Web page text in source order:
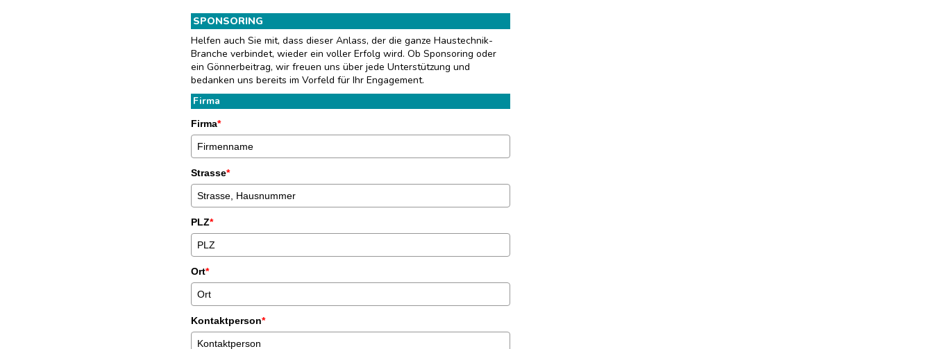
SPONSORING
Helfen auch Sie mit, dass dieser Anlass, der die ganze Haustechnik-
Branche verbindet, wieder ein voller Erfolg wird. Ob Sponsoring oder
ein Gönnerbeitrag, wir freuen uns über jede Unterstützung und
bedanken uns bereits im Vorfeld für Ihr Engagement.
Firma
Firma*
Strasse*
PLZ*
Ort*
Kontaktperson*